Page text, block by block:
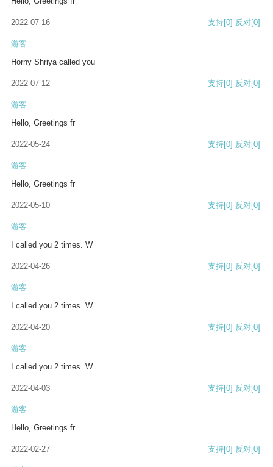
2022-07-16 支持[0] 反对[0]
游客
Horny Shriya called you
2022-07-12 支持[0] 反对[0]
游客
Hello, Greetings fr
2022-05-24 支持[0] 反对[0]
游客
Hello, Greetings fr
2022-05-10 支持[0] 反对[0]
游客
I called you 2 times. W
2022-04-26 支持[0] 反对[0]
游客
I called you 2 times. W
2022-04-20 支持[0] 反对[0]
游客
I called you 2 times. W
2022-04-03 支持[0] 反对[0]
游客
Hello, Greetings fr
2022-02-27 支持[0] 反对[0]